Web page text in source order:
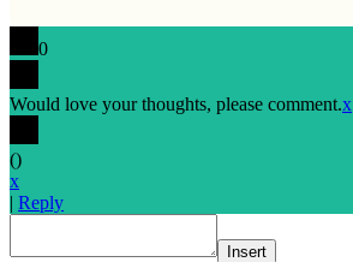
0
Would love your thoughts, please comment.x
()
x
| Reply
Insert